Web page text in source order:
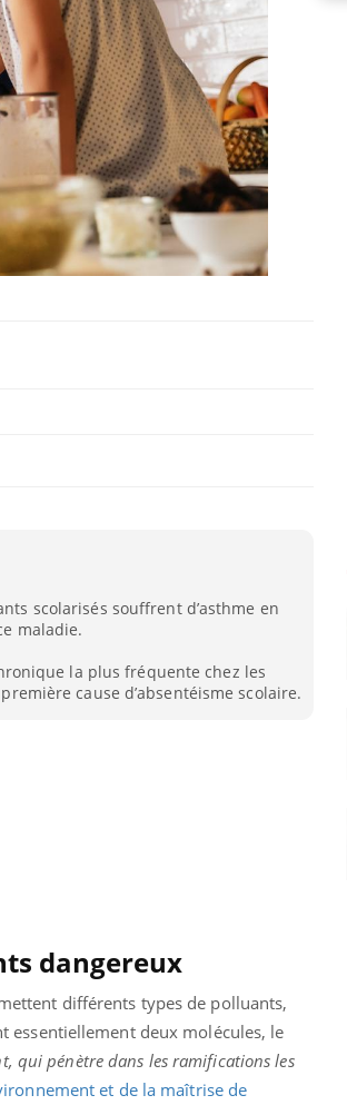
scolarisés souffrent d’asthme en
maladie.
la plus fréquente chez les
cause d’absentéisme scolaire.
dangereux
différents types de polluants,
essentiellement deux molécules, le
qui pénètre dans les ramifications les
et de la maîtrise de
Chikungunya, dengue,
France ?